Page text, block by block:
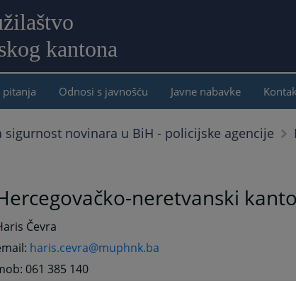
kantona
sadržaj
pitanja Odnosi s javnošću Javne nabavke
sigurnost novinara u BiH - policijske agencije
neretvanski
Čevra
haris.cevra@muphnk.ba
061 385 140